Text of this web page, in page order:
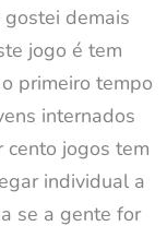
demais
jogo é tem
primeiro tempo
internados
jogos tem
individual a
se a gente for